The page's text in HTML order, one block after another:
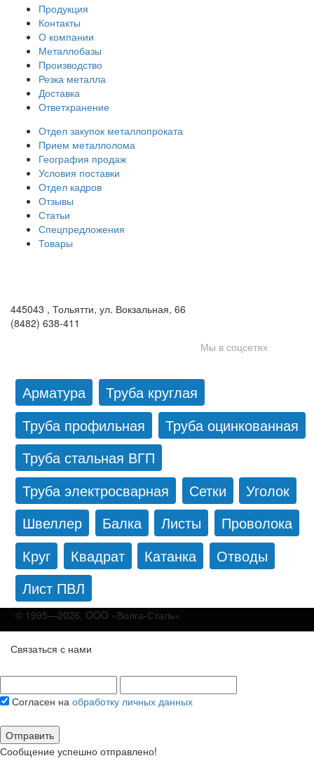
Продукция
Контакты
О компании
Металлобазы
Производство
Резка металла
Доставка
Ответхранение
Отдел закупок металлопроката
Прием металлолома
География продаж
Условия поставки
Отдел кадров
Отзывы
Статьи
Спецпредложения
Товары
445043 , Тольятти, ул. Вокзальная, 66
(8482) 638-411
Мы в соцсетях
Арматура
Труба круглая
Труба профильная
Труба оцинкованная
Труба стальная ВГП
Труба электросварная
Сетки
Уголок
Швеллер
Балка Листы
Проволока
Круг
Квадрат Катанка
Отводы
Лист ПВЛ
© 1995—2026, OOO «Волга-Сталь»
Связаться с нами
Согласен на обработку личных данных
Отправить
Сообщение успешно отправлено!